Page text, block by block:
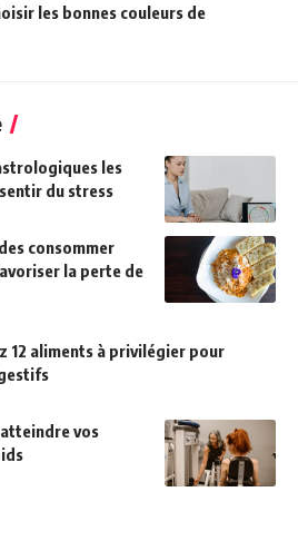
les bonnes couleurs de
les
du stress
consommer
la perte de
12 aliments à privilégier pour
vos